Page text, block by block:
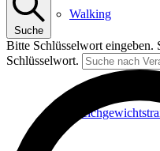
Walking
Suche
Bitte Schlüsselwort eingeben.
Schlüsselwort.